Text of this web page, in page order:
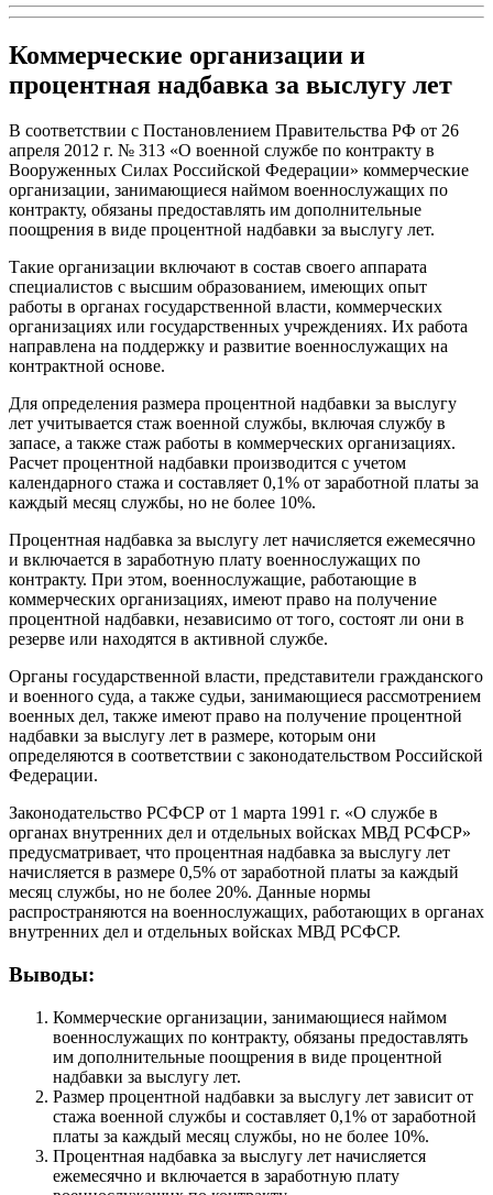
Коммерческие организации и
процентная надбавка за выслугу лет
В соответствии с Постановлением Правительства РФ от 26
апреля 2012 г. № 313 «О военной службе по контракту в
Вооруженных Силах Российской Федерации» коммерческие
организации, занимающиеся наймом военнослужащих по
контракту, обязаны предоставлять им дополнительные
поощрения в виде процентной надбавки за выслугу лет.
Такие организации включают в состав своего аппарата
специалистов с высшим образованием, имеющих опыт
работы в органах государственной власти, коммерческих
организациях или государственных учреждениях. Их работа
направлена на поддержку и развитие военнослужащих на
контрактной основе.
Для определения размера процентной надбавки за выслугу
лет учитывается стаж военной службы, включая службу в
запасе, а также стаж работы в коммерческих организациях.
Расчет процентной надбавки производится с учетом
календарного стажа и составляет 0,1% от заработной платы за
каждый месяц службы, но не более 10%.
Процентная надбавка за выслугу лет начисляется ежемесячно
и включается в заработную плату военнослужащих по
контракту. При этом, военнослужащие, работающие в
коммерческих организациях, имеют право на получение
процентной надбавки, независимо от того, состоят ли они в
резерве или находятся в активной службе.
Органы государственной власти, представители гражданского
и военного суда, а также судьи, занимающиеся рассмотрением
военных дел, также имеют право на получение процентной
надбавки за выслугу лет в размере, которым они
определяются в соответствии с законодательством Российской
Федерации.
Законодательство РСФСР от 1 марта 1991 г. «О службе в
органах внутренних дел и отдельных войсках МВД РСФСР»
предусматривает, что процентная надбавка за выслугу лет
начисляется в размере 0,5% от заработной платы за каждый
месяц службы, но не более 20%. Данные нормы
распространяются на военнослужащих, работающих в органах
внутренних дел и отдельных войсках МВД РСФСР.
Выводы:
Коммерческие организации, занимающиеся наймом
военнослужащих по контракту, обязаны предоставлять
им дополнительные поощрения в виде процентной
надбавки за выслугу лет.
Размер процентной надбавки за выслугу лет зависит от
стажа военной службы и составляет 0,1% от заработной
платы за каждый месяц службы, но не более 10%.
Процентная надбавка за выслугу лет начисляется
ежемесячно и включается в заработную плату